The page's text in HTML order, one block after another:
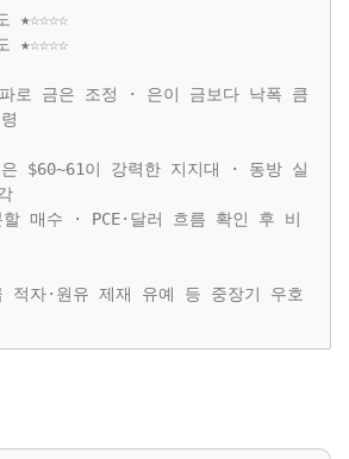
★☆☆☆☆
★☆☆☆☆
로 금은 조정 · 은이 금보다 낙폭 큼
$60~61이 강력한 지지대 · 동방 실
할 매수 · PCE·달러 흐름 확인 후 비
적자·원유 제재 유예 등 중장기 우호